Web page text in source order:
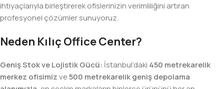
ihtiyaçlarıyla birleştirerek ofislerinizin verimliliğini artıran
profesyonel çözümler sunuyoruz.
Neden Kılıç Office Center?
Geniş Stok ve Lojistik Gücü: İstanbul’daki 450 metrekarelik
merkez ofisimizve500 metrekarelik geniş depolama